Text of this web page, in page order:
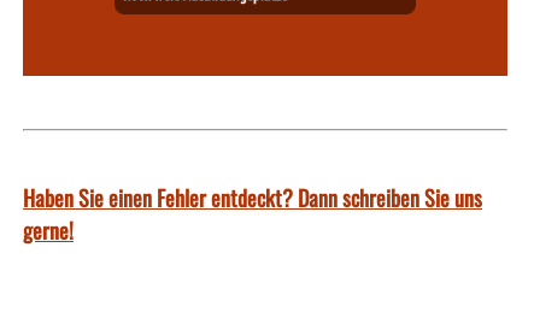
Haben Sie einen Fehler entdeckt? Dann schreiben Sie uns
gerne!